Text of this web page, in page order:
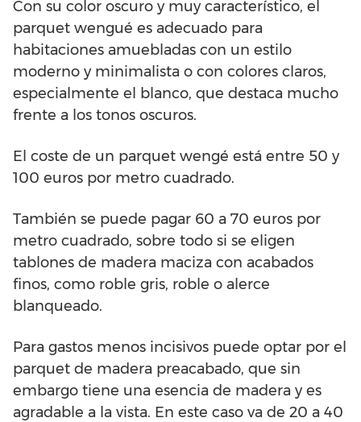
Con su color oscuro y muy característico, el
parquet wengué es adecuado para
habitaciones amuebladas con un estilo
moderno y minimalista o con colores claros,
especialmente el blanco, que destaca mucho
frente a los tonos oscuros.
El coste de un parquet wengé está entre 50 y
100 euros por metro cuadrado.
También se puede pagar 60 a 70 euros por
metro cuadrado, sobre todo si se eligen
tablones de madera maciza con acabados
finos, como roble gris, roble o alerce
blanqueado.
Para gastos menos incisivos puede optar por el
parquet de madera preacabado, que sin
embargo tiene una esencia de madera y es
agradable a la vista. En este caso va de 20 a 40